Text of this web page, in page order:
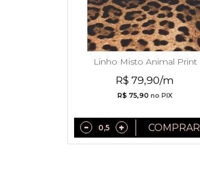
Linho Misto Animal Print
R$ 79,90/m
R$ 75,90 no PIX
COMPRAR